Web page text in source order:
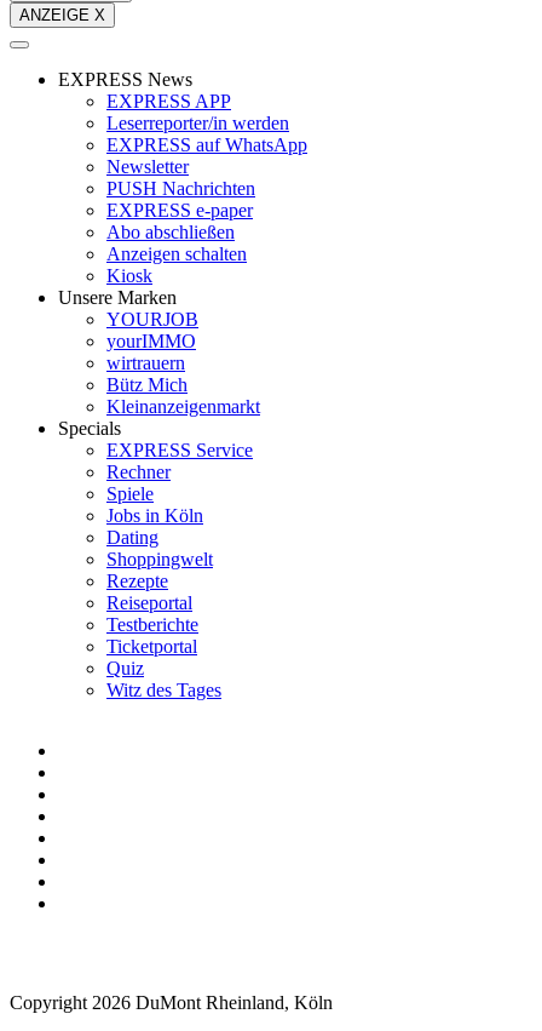
ANZEIGE X
EXPRESS News
EXPRESS APP
Leserreporter/in werden
EXPRESS auf WhatsApp
Newsletter
PUSH Nachrichten
EXPRESS e-paper
Abo abschließen
Anzeigen schalten
Kiosk
Unsere Marken
YOURJOB
yourIMMO
wirtrauern
Bütz Mich
Kleinanzeigenmarkt
Specials
EXPRESS Service
Rechner
Spiele
Jobs in Köln
Dating
Shoppingwelt
Rezepte
Reiseportal
Testberichte
Ticketportal
Quiz
Witz des Tages
Copyright 2026 DuMont Rheinland, Köln